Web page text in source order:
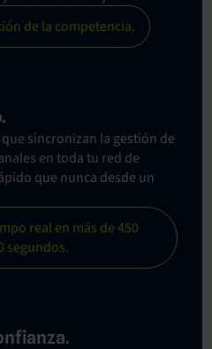
de la competencia.
sincronizan la gestión de
en toda tu red de
que nunca desde un
real en más de 450
segundos.